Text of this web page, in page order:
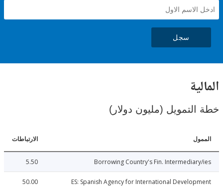
(مليون دولار)
الارتباطات
Borrowing Country's Fin.
ES: Spanish Agency for International